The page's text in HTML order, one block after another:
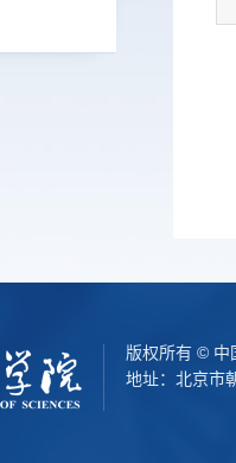
版权所有 ©
地址：北京市